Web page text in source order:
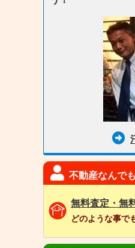
不動産なんで
無料査定・無
どのような事で